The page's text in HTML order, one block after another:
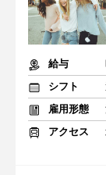
給与
シフト
雇用形態
アクセス